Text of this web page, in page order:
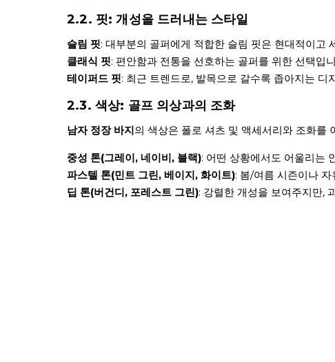
2.2. 핏: 개성을 드러내는 스타일
슬림 핏: 대부분의 골퍼에게 적합한 슬림 핏은 현대적이고
클래식 핏: 편안함과 전통을 선호하는 골퍼를 위한 선택입
테이퍼드 핏: 최근 트렌드로, 발목으로 갈수록 좁아지는
2.3. 색상: 골프 의상과의 조화
남자 정장 바지의 색상은 폴로 셔츠 및 액세서리와 조화를
중성 톤(그레이, 네이비, 블랙): 어떤 상황에서도 어울리는
파스텔 톤(민트 그린, 베이지, 화이트): 봄/여름 시즌이나
딥 톤(버건디, 포레스트 그린): 강렬한 개성을 보여주지만,